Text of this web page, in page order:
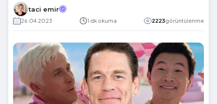
taci emir
26.04.2023 1 dk okuma 2223görüntülenme